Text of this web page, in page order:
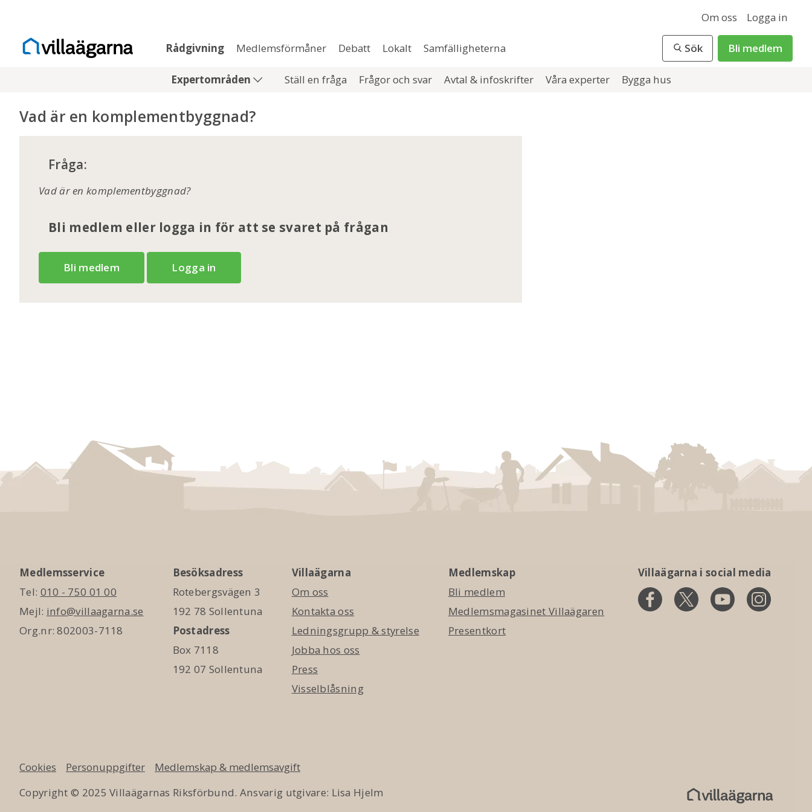
Om oss Logga in
Rådgivning Medlemsförmåner Debatt Lokalt Samfälligheterna Sök Bli medlem
Expertområden Ställ en fråga Frågor och svar Avtal & infoskrifter Våra experter Bygga hus
Vad är en komplementbyggnad?
Fråga:
Vad är en komplementbyggnad?
Bli medlem eller logga in för att se svaret på frågan
Bli medlem Logga in
Medlemsservice
Tel: 010 - 750 01 00
Mejl: info@villaagarna.se
Org.nr: 802003-7118
Besöksadress
Rotebergsvägen 3
192 78 Sollentuna
Postadress
Box 7118
192 07 Sollentuna
Villaägarna
Om oss
Kontakta oss
Ledningsgrupp & styrelse
Jobba hos oss
Press
Visselblåsning
Medlemskap
Bli medlem
Medlemsmagasinet Villaägaren
Presentkort
Villaägarna i social media
Cookies Personuppgifter
Medlemskap & medlemsavgift
Copyright © 2025 Villaägarnas Riksförbund. Ansvarig utgivare: Lisa Hjelm